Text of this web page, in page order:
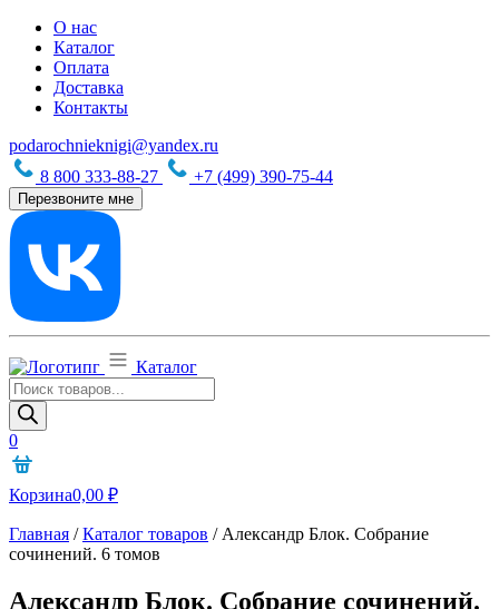
О нас
Каталог
Оплата
Доставка
Контакты
podarochnieknigi@yandex.ru
8 800 333-88-27
+7 (499) 390-75-44
Перезвоните мне
Каталог
Поиск
товаров
0
Корзина0,00 ₽
Главная /Каталог товаров / Александр Блок. Собрание
сочинений. 6 томов
Александр Блок. Собрание сочинений.